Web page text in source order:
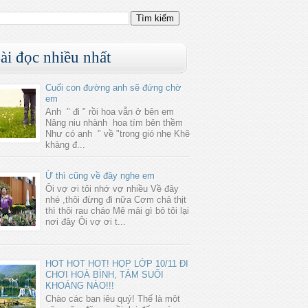
đọc nhiều nhất
Cuối con đường anh sẽ đứng chờ
em
Anh " đi " rồi hoa vẫn ở bên em
Nâng niu nhành hoa tím bên thềm
Như có anh " về "trong gió nhẹ Khẽ
khàng đ...
Ừ thì cũng về đây nghe em
Ôi vợ ơi tôi nhớ vợ nhiều Về đây
nhé ,thôi đừng đi nữa Cơm chả thịt
thì thôi rau cháo Mê mải gì bỏ tôi lại
nơi đây Ôi vợ ơi t...
HOT HOT HOT! HỌP LỚP 10/11 ĐI
CHƠI HOÀ BÌNH, TẮM SUỐI
KHOÁNG NÀO!!!
Chào các bạn iêu quý! Thế là một